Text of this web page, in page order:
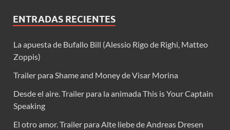
ENTRADAS RECIENTES
La apuesta de Bufallo Bill (Alessio Rigo de Righi, Matteo
Zoppis)
Trailer para Shame and Money de Visar Morina
Desde el aire. Trailer para la animada This is Your Captain
Speaking
El otro amor. Trailer para Alte liebe de Andreas Dresen